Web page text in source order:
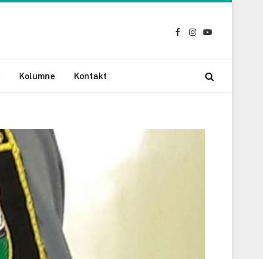
Facebook
Instagram
YouTube
Kolumne Kontakt